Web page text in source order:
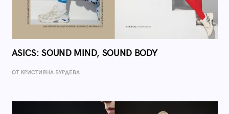
ASICS: SOUND MIND, SOUND BODY
ОТ КРИСТИЯНА БУРДЕВА